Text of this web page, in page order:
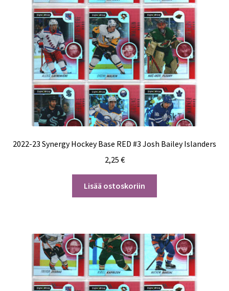
2022-23 Synergy Hockey Base RED #3 Josh Bailey Islanders
2,25 €
Lisää ostoskoriin